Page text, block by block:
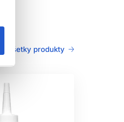
Všetky produkty